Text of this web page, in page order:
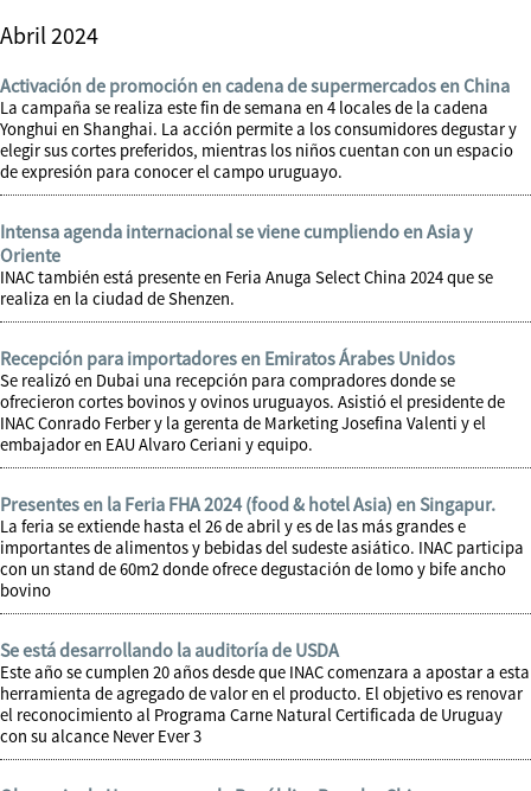
Abril 2024
Activación de promoción en cadena de supermercados en China
La campaña se realiza este fin de semana en 4 locales de la cadena
Yonghui en Shanghai. La acción permite a los consumidores degustar y
elegir sus cortes preferidos, mientras los niños cuentan con un espacio
de expresión para conocer el campo uruguayo.
Intensa agenda internacional se viene cumpliendo en Asia y
Oriente
INAC también está presente en Feria Anuga Select China 2024 que se
realiza en la ciudad de Shenzen.
Recepción para importadores en Emiratos Árabes Unidos
Se realizó en Dubai una recepción para compradores donde se
ofrecieron cortes bovinos y ovinos uruguayos. Asistió el presidente de
INAC Conrado Ferber y la gerenta de Marketing Josefina Valenti y el
embajador en EAU Alvaro Ceriani y equipo.
Presentes en la Feria FHA 2024 (food & hotel Asia) en Singapur.
La feria se extiende hasta el 26 de abril y es de las más grandes e
importantes de alimentos y bebidas del sudeste asiático. INAC participa
con un stand de 60m2 donde ofrece degustación de lomo y bife ancho
bovino
Se está desarrollando la auditoría de USDA
Este año se cumplen 20 años desde que INAC comenzara a apostar a esta
herramienta de agregado de valor en el producto. El objetivo es renovar
el reconocimiento al Programa Carne Natural Certificada de Uruguay
con su alcance Never Ever 3